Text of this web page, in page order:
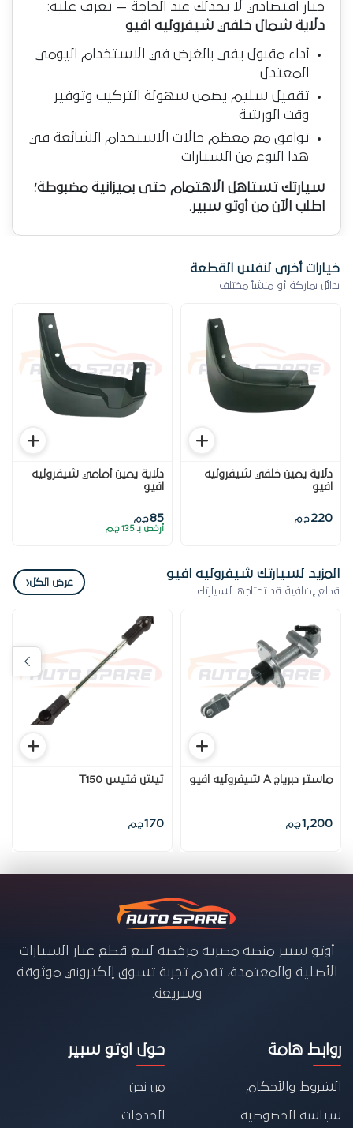
خيار اقتصادي لا يخذلك عند الحاجة — تعرف عليه:
دلاية شمال خلفي شيفروليه افيو
أداء مقبول يفي بالغرض في الاستخدام اليومي
المعتدل
تقفيل سليم يضمن سهولة التركيب وتوفير
وقت الورشة
توافق مع معظم حالات الاستخدام الشائعة في
هذا النوع من السيارات
سيارتك تستاهل الاهتمام حتى بميزانية مضبوطة؛
اطلب الآن من أوتو سبير.
خيارات أخرى لنفس القطعة
بدائل بماركة أو منشأ مختلف
دلاية يمين خلفي شيفروليه
افيو
220 ج.م
دلاية يمين أمامي شيفروليه
افيو
85ج.م
أرخص بـ 135 ج.م
المزيد لسيارتك شيفروليه افيو
قطع إضافية قد تحتاجها لسيارتك
عرض الكل‹
ماستر دبرياج A شيفروليه افيو
1,200ج.م
تيش فتيس T150
170ج.م
أوتو سبير منصة مصرية مرخصة لبيع قطع غيار السيارات
الأصلية والمعتمدة، تقدم تجربة تسوق إلكتروني موثوقة
وسريعة.
روابط هامة
الشروط والأحكام
سياسة الخصوصية
حول اوتو سبير
من نحن
الخدمات